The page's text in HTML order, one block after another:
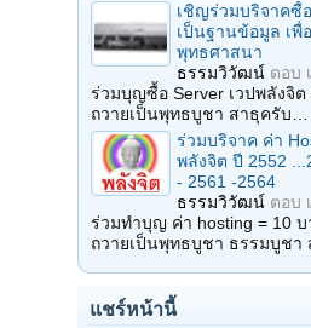
เชิญร่วมบริจาคซื้
เป็นฐานข้อมูล เพื่
พุทธศาสนา
ธรรมวิวัฒน์ ตอบ
ร่วมบุญซื้อ Server เวปพลังจิต
ถวายเป็นพุทธบูชา สาธุครับ…
ร่วมบริจาค ค่า
พลังจิต ปี 2552
- 2561 -2564
ธรรมวิวัฒน์ ตอบ
ร่วมทำบุญ ค่า hosting = 10 บ
ถวายเป็นพุทธบูชา ธรรมบูช
แชร์หน้านี้